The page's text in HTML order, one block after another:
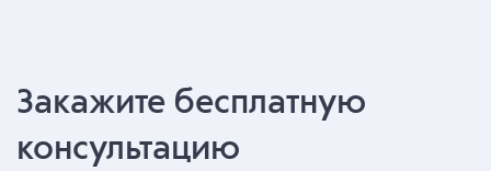
Закажите бесплатную
консультацию